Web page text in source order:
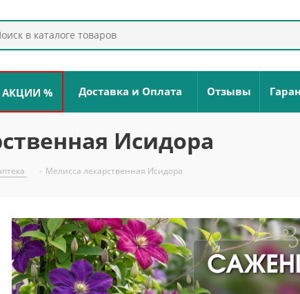
АКЦИИ % Доставка и Оплата Отзывы
Исидора
- Мелисса лекарственная Исидора